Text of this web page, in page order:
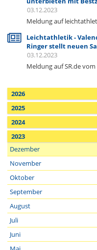
03.12.2023
Meldung auf
Leichtathletik -
Ringer stellt neuen
03.12.2023
Meldung auf SR.de vom
2026
2025
2024
2023
Dezember
November
Oktober
September
August
Juli
Juni